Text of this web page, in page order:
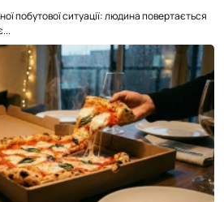
побутової ситуації: людина повертається